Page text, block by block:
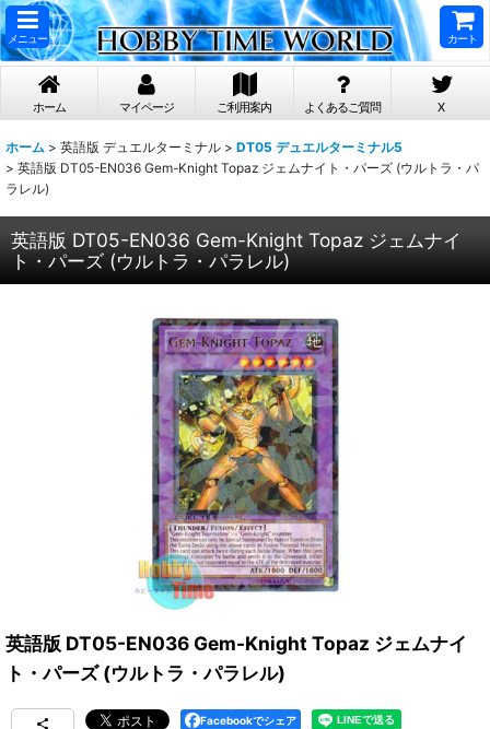
メニュー カート
ホーム マイページ ご利用案内 よくあるご質問 X
ホーム > 英語版 デュエルターミナル > DT05 デュエルターミナル5
> 英語版 DT05-EN036 Gem-Knight Topaz ジェムナイト・パーズ (ウルトラ・パ
ラレル)
英語版 DT05-EN036 Gem-Knight Topaz ジェムナイ
ト・パーズ (ウルトラ・パラレル)
英語版 DT05-EN036 Gem-Knight Topaz ジェムナイ
ト・パーズ (ウルトラ・パラレル)
Facebookでシェア